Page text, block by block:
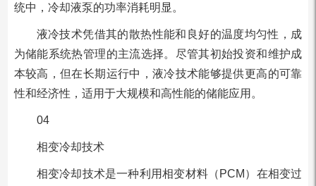
统中，冷却液泵的功率消耗明显。
液冷技术凭借其的散热性能和良好的温度均匀性，成
为储能系统热管理的主流选择。尽管其初始投资和维护成
本较高，但在长期运行中，液冷技术能够提供更高的可靠
性和经济性，适用于大规模和高性能的储能应用。
04
相变冷却技术
相变冷却技术是一种利用相变材料（PCM）在相变过